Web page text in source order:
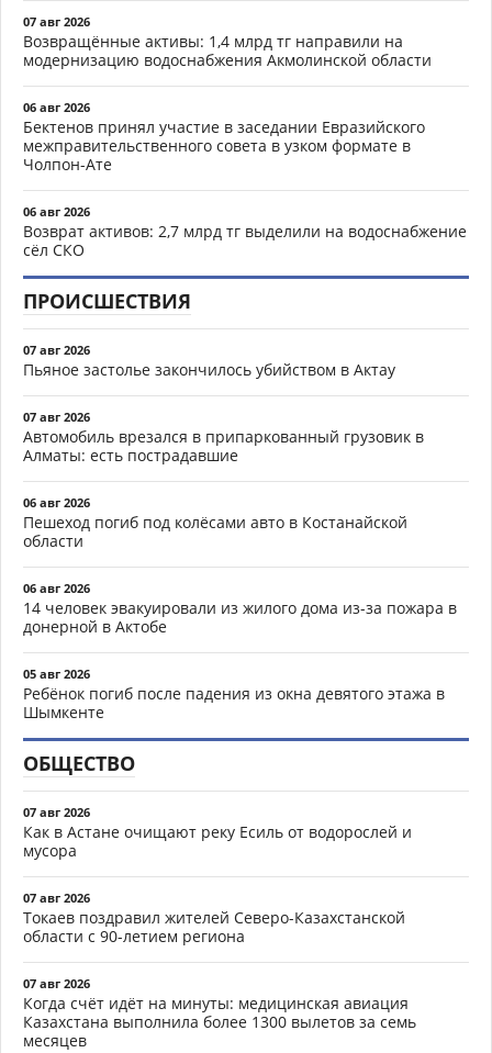
07 авг 2026
Возвращённые активы: 1,4 млрд тг направили на
модернизацию водоснабжения Акмолинской области
06 авг 2026
Бектенов принял участие в заседании Евразийского
межправительственного совета в узком формате в
Чолпон-Ате
06 авг 2026
Возврат активов: 2,7 млрд тг выделили на водоснабжение
сёл СКО
ПРОИСШЕСТВИЯ
07 авг 2026
Пьяное застолье закончилось убийством в Актау
07 авг 2026
Автомобиль врезался в припаркованный грузовик в
Алматы: есть пострадавшие
06 авг 2026
Пешеход погиб под колёсами авто в Костанайской
области
06 авг 2026
14 человек эвакуировали из жилого дома из-за пожара в
донерной в Актобе
05 авг 2026
Ребёнок погиб после падения из окна девятого этажа в
Шымкенте
ОБЩЕСТВО
07 авг 2026
Как в Астане очищают реку Есиль от водорослей и
мусора
07 авг 2026
Токаев поздравил жителей Северо-Казахстанской
области с 90-летием региона
07 авг 2026
Когда счёт идёт на минуты: медицинская авиация
Казахстана выполнила более 1300 вылетов за семь
месяцев